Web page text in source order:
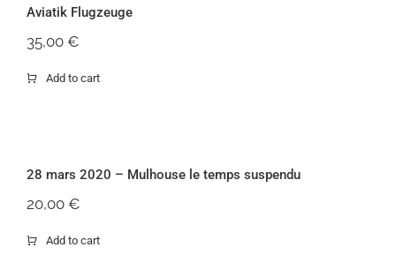
Aviatik Flugzeuge
35,00 €
Add to cart
28 mars 2020 – Mulhouse le temps suspendu
20,00 €
Add to cart